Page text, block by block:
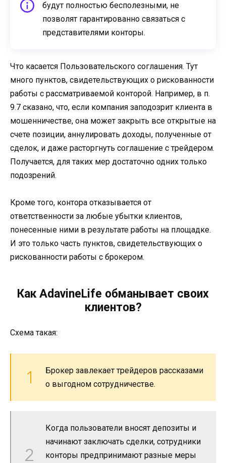
будут полностью бесполезными, не
позволят гарантированно связаться с
представителями конторы.
Что касается Пользовательского соглашения. Тут
много пунктов, свидетельствующих о рискованности
работы с рассматриваемой конторой. Например, в п.
9.7 сказано, что, если компания заподозрит клиента в
мошенничестве, она может закрыть все открытые на
счете позиции, аннулировать доходы, полученные от
сделок, и даже расторгнуть соглашение с трейдером.
Получается, для таких мер достаточно одних только
подозрений.
Кроме того, контора отказывается от
ответственности за любые убытки клиентов,
понесенные ними в результате работы на площадке.
И это только часть пунктов, свидетельствующих о
рискованности работы с брокером.
Как AdavineLife обманывает своих
клиентов?
Схема такая:
Брокер завлекает трейдеров рассказами
о выгодном сотрудничестве.
Когда пользователи вносят депозиты и
начинают заключать сделки, сотрудники
конторы предпринимают разные меры